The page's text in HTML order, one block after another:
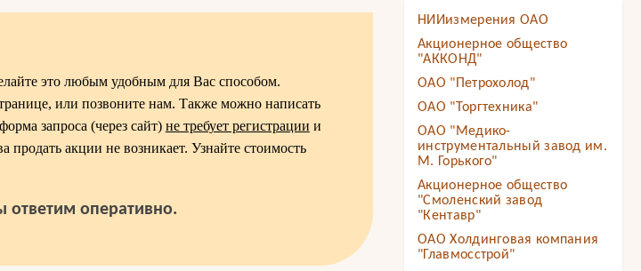
это любым удобным для Вас способом.
или позвоните нам. Также можно написать
запроса (через сайт) не требует регистрации и
продать акции не возникает. Узнайте стоимость
оперативно.
НИИизмерения ОАО
Акционерное общество
"АККОНД"
ОАО "Петрохолод"
ОАО "Торгтехника"
ОАО "Медико-
инструментальный завод им.
М. Горького"
Акционерное общество
"Смоленский завод
"Кентавр"
ОАО Холдинговая компания
"Главмосстрой"